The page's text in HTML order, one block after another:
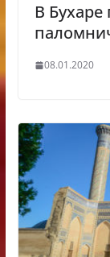
В
08.01.2020